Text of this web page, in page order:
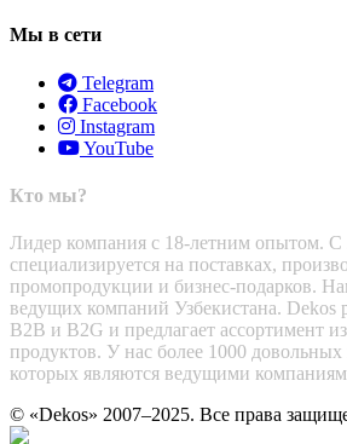
Мы в сети
Telegram
Facebook
Instagram
YouTube
Кто мы?
Лидер компания с 18-летним опытом. С
специализируется на поставках,
промопродукции и бизнес-подарков.
ведущих компаний Узбекистана. Dekos
B2B и B2G и предлагает ассортимент
продуктов. У нас более 1000 довольных
которых являются ведущими
© «Dekos» 2007–2025. Все права